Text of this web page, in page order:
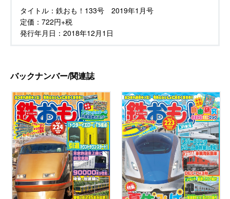
タイトル： 鉄おも！133号 2019年1月号
定価： 722円+税
発行年月日： 2018年12月1日
バックナンバー/関連誌